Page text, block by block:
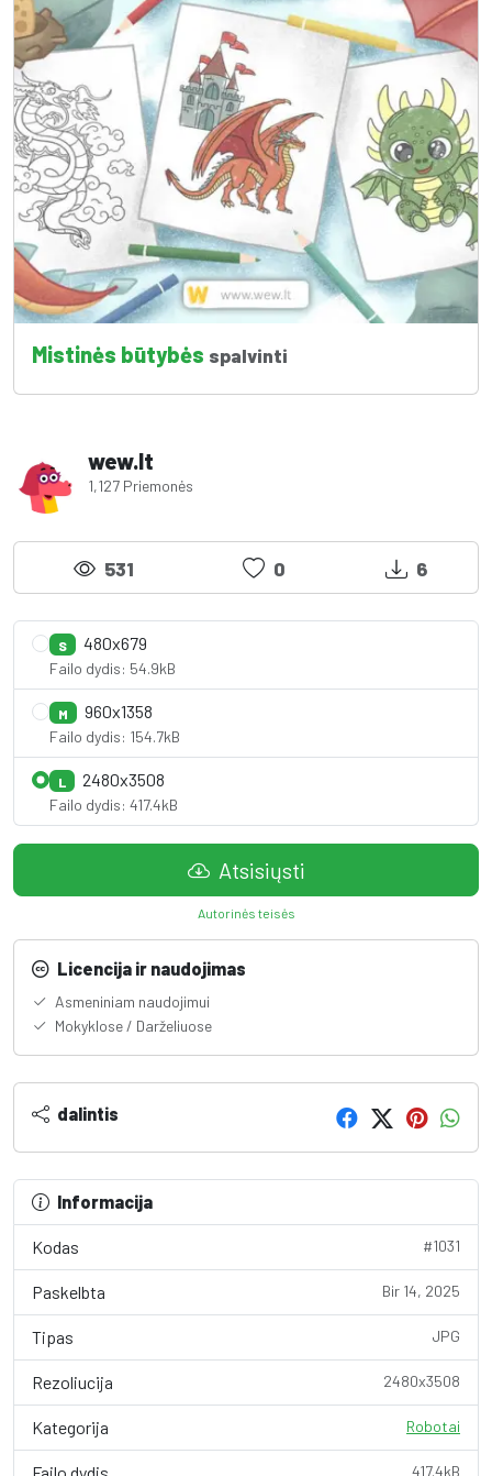
Mistinės būtybės spalvinti
wew.lt
1,127 Priemonės
531 0 6
S 480x679
Failo dydis: 54.9kB
M 960x1358
Failo dydis: 154.7kB
L 2480x3508
Failo dydis: 417.4kB
Atsisiųsti
Autorinės teisės
Licencija ir naudojimas
Asmeniniam naudojimui
Mokyklose / Darželiuose
dalintis
Informacija
Kodas #1031
Paskelbta Bir 14, 2025
Tipas JPG
Rezoliucija 2480x3508
Kategorija Robotai
417.4kB